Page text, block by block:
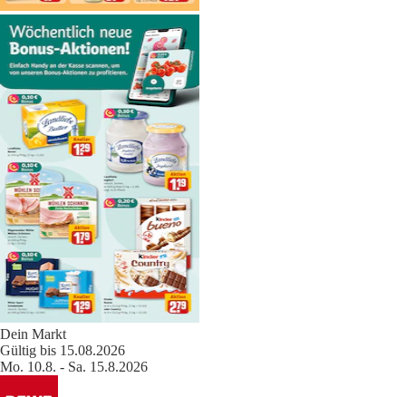
Dein Markt
Gültig bis 15.08.2026
Mo. 10.8. - Sa. 15.8.2026